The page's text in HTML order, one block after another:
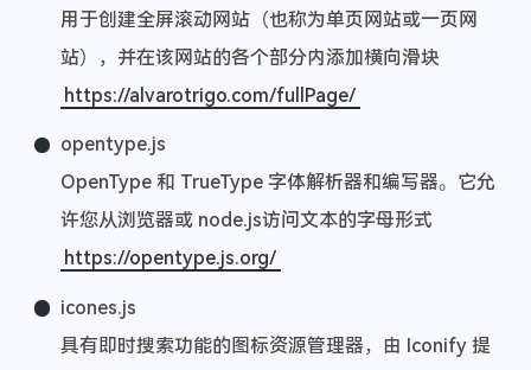
用于创建全屏滚动网站（也称为单页网站或一页网
站），并在该网站的各个部分内添加横向滑块
https://alvarotrigo.com/fullPage/
opentype.js
OpenType 和 TrueType 字体解析器和编写器。它允
许您从浏览器或 node.js访问文本的字母形式
https://opentype.js.org/
icones.js
具有即时搜索功能的图标资源管理器，由 Iconify 提